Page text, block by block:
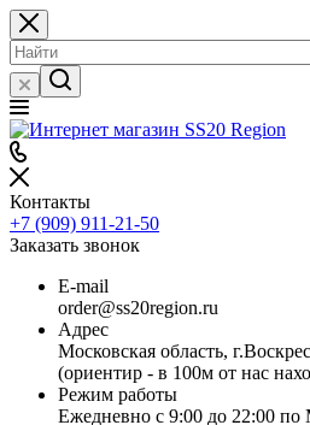
Контакты
+7 (909) 911-21-50
Заказать звонок
E-mail
order@ss20region.ru
Адрес
Московская область,
(ориентир - в 100м от нас
Режим работы
Ежедневно с 9:00 до 22:00 по